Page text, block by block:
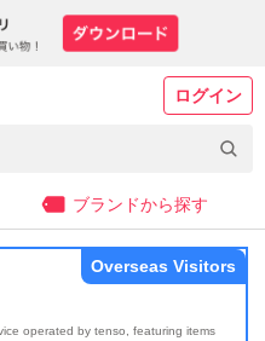
ログイン
ブランドから探す
operated by tenso, featuring items
Overseas Visitors